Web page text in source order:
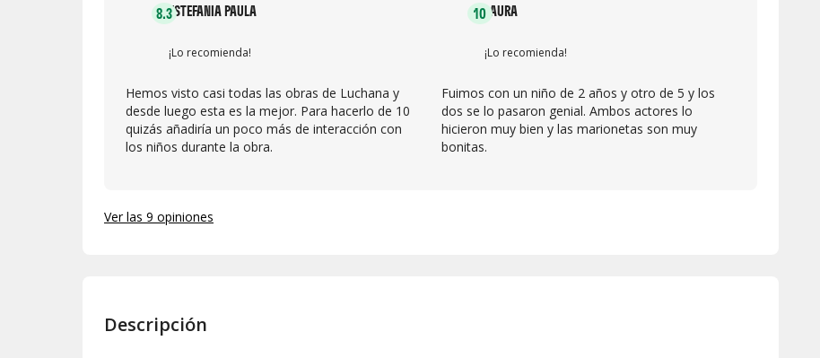
8.3ESTEFANIA PAULA
¡Lo recomienda!
Hemos visto casi todas las obras de Luchana y
desde luego esta es la mejor. Para hacerlo de 10
quizás añadiría un poco más de interacción con
los niños durante la obra.
10LAURA
¡Lo recomienda!
Fuimos con un niño de 2 años y otro de 5 y los
dos se lo pasaron genial. Ambos actores lo
hicieron muy bien y las marionetas son muy
bonitas.
Ver las 9 opiniones
Descripción